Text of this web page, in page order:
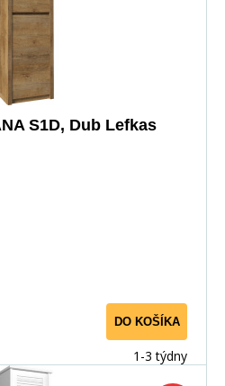
S1D, Dub Lefkas
DO KOŠÍKA
1-3 týdny